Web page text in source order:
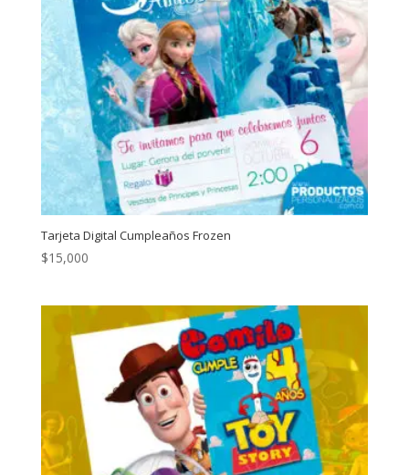
Tarjeta Digital Cumpleaños Frozen
$15,000